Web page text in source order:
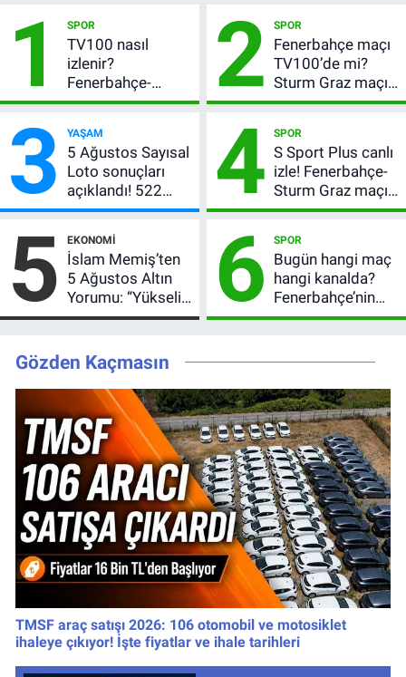
1 SPOR
TV100 nasıl
izlenir?
Fenerbahçe-
Sturm Graz maçı
bilgileri
2 SPOR
Fenerbahçe maçı
TV100’de mi?
Sturm Graz maçı
hangi kanalda,
3 YAŞAM
5 Ağustos Sayısal
Loto sonuçları
açıklandı! 522
milyon TL devretti
4 SPOR
S Sport Plus canlı
izle! Fenerbahçe-
Sturm Graz maçı
nasıl izlenir?
5 EKONOMI
İslam Memiş’ten
5 Ağustos Altın
Yorumu: “Yükseliş
Beklentim Devam
Kritik Uyarıyı Yaptı
6 SPOR
Bugün hangi maç
hangi kanalda?
Fenerbahçe’nin
Avrupa sınavı
Gözden Kaçmasın
TMSF araç satışı 2026: 106 otomobil ve motosiklet
ihaleye çıkıyor! İşte fiyatlar ve ihale tarihleri